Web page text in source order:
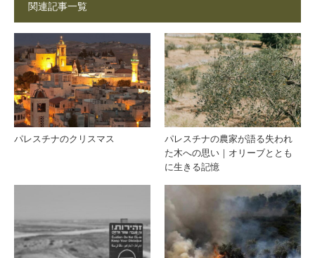
関連記事一覧
パレスチナのクリスマス
パレスチナの農家が語る失われ
た木への思い｜オリーブととも
に生きる記憶